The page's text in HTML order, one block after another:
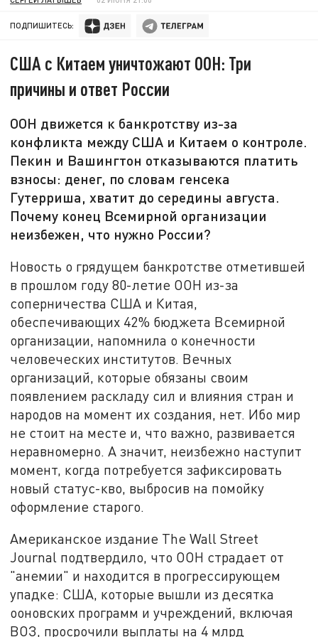
ПОДПИШИТЕСЬ:
США с Китаем уничтожают ООН: Три
причины и ответ России
ООН движется к банкротству из-за
конфликта между США и Китаем о контроле.
Пекин и Вашингтон отказываются платить
взносы: денег, по словам генсека
Гутерриша, хватит до середины августа.
Почему конец Всемирной организации
неизбежен, что нужно России?
Новость о грядущем банкротстве отметившей
в прошлом году 80-летие ООН из-за
соперничества США и Китая,
обеспечивающих 42% бюджета Всемирной
организации, напомнила о конечности
человеческих институтов. Вечных
организаций, которые обязаны своим
появлением раскладу сил и влияния стран и
народов на момент их создания, нет. Ибо мир
не стоит на месте и, что важно, развивается
неравномерно. А значит, неизбежно наступит
момент, когда потребуется зафиксировать
новый статус-кво, выбросив на помойку
оформление старого.
Американское издание The Wall Street
Journal подтвердило, что ООН страдает от
"анемии" и находится в прогрессирующем
упадке: США, которые вышли из десятка
ооновских программ и учреждений, включая
ВОЗ, просрочили выплаты на 4 млрд